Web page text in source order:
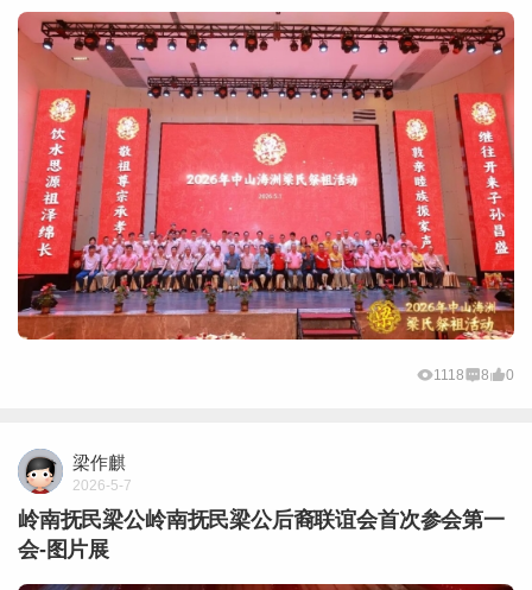
1118 8 0
梁作麒
2026-5-7
岭南抚民梁公岭南抚民梁公后裔联谊会首次参会第一
会-图片展